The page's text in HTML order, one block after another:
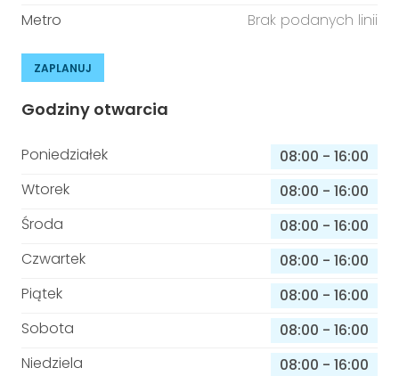
Metro
Brak podanych linii
ZAPLANUJ
Godziny otwarcia
Poniedziałek 08:00 - 16:00
Wtorek
08:00 - 16:00
Środa
08:00 - 16:00
Czwartek
08:00 - 16:00
Piątek
08:00 - 16:00
Sobota
08:00 - 16:00
Niedziela
08:00 - 16:00